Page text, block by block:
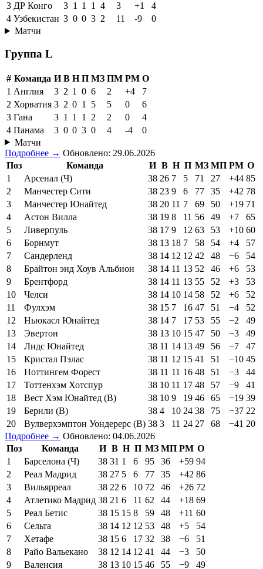
3 ДР Конго 3 1 1 1 4 3 +1
4
4 Узбекистан 3 0 0 3 2 11 -9
0
Матчи
Группа L
# Команда И В Н П МЗ ПМ РМ О
1 Англия 3 2 1 0 6 2 +4
7
2 Хорватия 3 2 0 1 5 5 0
6
3 Гана 3 1 1 1 2 2 0
4
4 Панама 3 0 0 3 0 4 -4
0
Матчи
Подробнее → Обновлено: 29.06.2026
Поз
Команда И В Н П МЗ МП РМ О
1
Арсенал (Ч) 38 26 7 5 71 27 +44 85
2
Манчестер Сити 38 23 9 6 77 35 +42 78
3
Манчестер Юнайтед 38 20 11 7 69 50 +19 71
4
Астон Вилла 38 19 8 11 56 49 +7
65
5
Ливерпуль 38 17 9 12 63 53 +10 60
6
Борнмут 38 13 18 7 58 54 +4
57
7
Сандерленд 38 14 12 12 42 48 −6
54
8
Брайтон энд Хоув Альбион 38 14 11 13 52 46 +6
53
9
Брентфорд 38 14 11 13 55 52 +3
53
10
Челси 38 14 10 14 58 52 +6
52
11
Фулхэм 38 15 7 16 47 51 −4
52
12
Ньюкасл Юнайтед 38 14 7 17 53 55 −2
49
13
Эвертон 38 13 10 15 47 50 −3
49
14
Лидс Юнайтед 38 11 14 13 49 56 −7
47
15
Кристал Пэлас 38 11 12 15 41 51 −10 45
16
Ноттингем Форест 38 11 11 16 48 51 −3
44
17
Тоттенхэм Хотспур 38 10 11 17 48 57 −9
41
18
Вест Хэм Юнайтед (В) 38 10 9 19 46 65 −19 39
19
Бернли (В) 38 4 10 24 38 75 −37 22
20
Вулверхэмптон Уондерерс (В) 38 3 11 24 27 68 −41 20
Подробнее → Обновлено: 04.06.2026
Поз
Команда И В Н П МЗ МП РМ О
1
Барселона (Ч) 38 31 1 6 95 36 +59 94
2
Реал Мадрид 38 27 5 6 77 35 +42 86
3
Вильярреал 38 22 6 10 72 46 +26 72
4
Атлетико Мадрид 38 21 6 11 62 44 +18 69
5
Реал Бетис 38 15 15 8 59 48 +11 60
6
Сельта 38 14 12 12 53 48 +5
54
7
Хетафе 38 15 6 17 32 38 −6
51
8
Райо Вальекано 38 12 14 12 41 44 −3
50
9
Валенсия 38 13 10 15 46 55 −9 49